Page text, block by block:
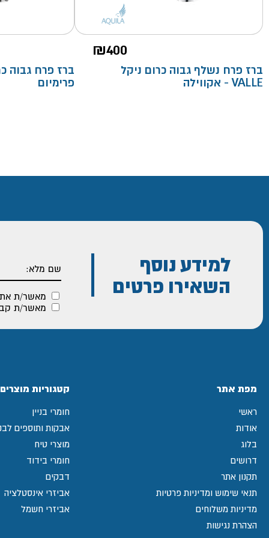
₪400
ברז פרח נשלף גבוה כרום ניקל
VALLE - אקווילה
פרימיום
למידע נוסף
השאירו פרטים
מאשר/ת
מאשר/ת
מפת אתר
ראשי
אודות
בלוג
דרושים
תקנון אתר
תנאי שימוש ומדיניות פרטיות
מדיניות משלוחים
הצהרת נגישות
קטגוריות מוצרים
חומרי בניין
אבקות ותוספים
מוצרי טיח
חומרי בידוד
דבקים
אביזרי אינסטלציה
אביזרי חשמל